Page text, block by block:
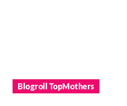
Blogroll TopMothers